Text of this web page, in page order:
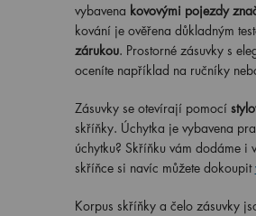
vybavena kovovými pojezdy
kování je ověřena důkladným
zárukou. Prostorné zásuvky s
oceníte například na ručníky
Zásuvky se otevírají pomocí
skříňky. Úchytka je vybavena
úchytku? Skříňku vám dodáme i v
skříňce si navíc můžete dokoupit
Korpus skříňky a čelo zásuvky